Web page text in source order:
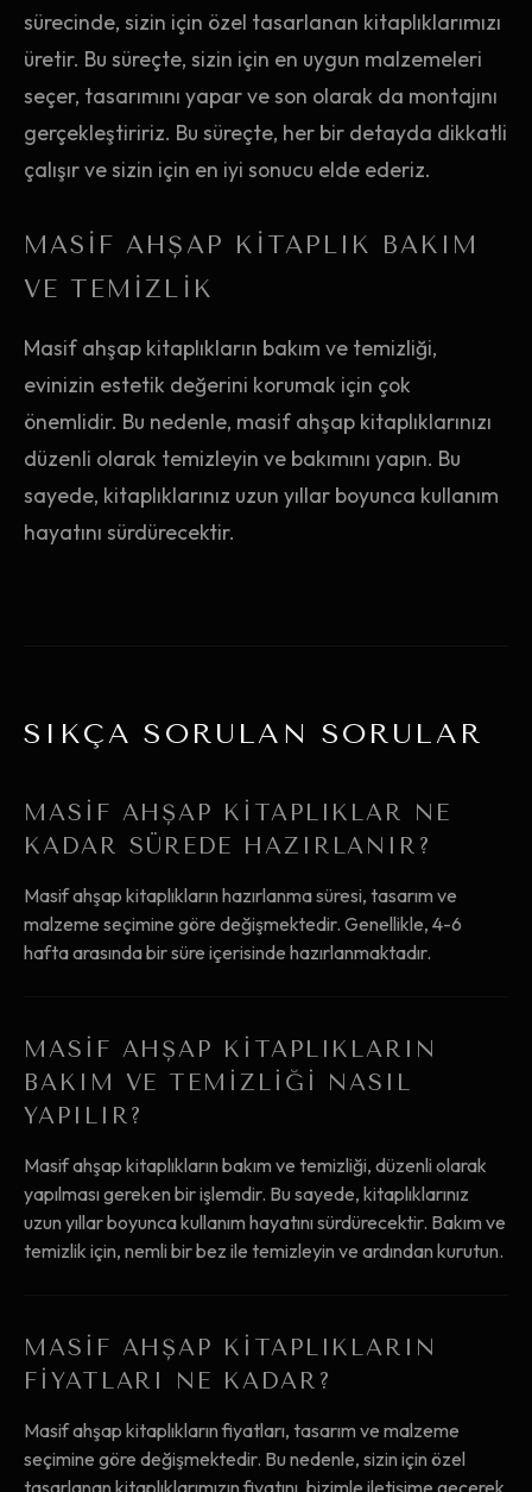
sürecinde, sizin için özel tasarlanan kitaplıklarımızı
üretir. Bu süreçte, sizin için en uygun malzemeleri
seçer, tasarımını yapar ve son olarak da montajını
gerçekleştiririz. Bu süreçte, her bir detayda dikkatli
çalışır ve sizin için en iyi sonucu elde ederiz.
MASIF AHŞAP KITAPLIK BAKIM
VE TEMIZLIK
Masif ahşap kitaplıkların bakım ve temizliği,
evinizin estetik değerini korumak için çok
önemlidir. Bu nedenle, masif ahşap kitaplıklarınızı
düzenli olarak temizleyin ve bakımını yapın. Bu
sayede, kitaplıklarınız uzun yıllar boyunca kullanım
hayatını sürdürecektir.
SIKÇA SORULAN SORULAR
MASIF AHŞAP KITAPLIKLAR NE
KADAR SÜREDE HAZIRLANIR?
Masif ahşap kitaplıkların hazırlanma süresi, tasarım ve
malzeme seçimine göre değişmektedir. Genellikle, 4-6
hafta arasında bir süre içerisinde hazırlanmaktadır.
MASIF AHŞAP KITAPLIKLARIN
BAKIM VE TEMIZLIĞI NASIL
YAPILIR?
Masif ahşap kitaplıkların bakım ve temizliği, düzenli olarak
yapılması gereken bir işlemdir. Bu sayede, kitaplıklarınız
uzun yıllar boyunca kullanım hayatını sürdürecektir. Bakım ve
temizlik için, nemli bir bez ile temizleyin ve ardından kurutun.
MASIF AHŞAP KITAPLIKLARIN
FIYATLARI NE KADAR?
Masif ahşap kitaplıkların fiyatları, tasarım ve malzeme
seçimine göre değişmektedir. Bu nedenle, sizin için özel
tasarlanan kitaplıklarımızın fiyatını, bizimle iletişime geçerek